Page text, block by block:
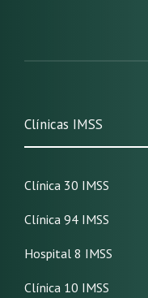
Clínicas IMSS
Clínica 30 IMSS
Clínica 94 IMSS
Hospital 8 IMSS
Clínica 10 IMSS